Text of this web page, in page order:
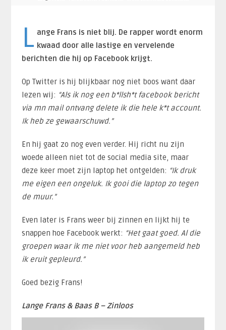
L ange Frans is niet blij. De rapper wordt enorm
kwaad door alle lastige en vervelende
berichten die hij op Facebook krijgt.
Op Twitter is hij blijkbaar nog niet boos want daar
lezen wij: “Als ik nog een b*llsh*t facebook bericht
via mn mail ontvang delete ik die hele k*t account.
Ik heb ze gewaarschuwd.”
En hij gaat zo nog even verder. Hij richt nu zijn
woede alleen niet tot de social media site, maar
deze keer moet zijn laptop het ontgelden: “Ik druk
me eigen een ongeluk. Ik gooi die laptop zo tegen
de muur.”
Even later is Frans weer bij zinnen en lijkt hij te
snappen hoe Facebook werkt: “Het gaat goed. Al die
groepen waar ik me niet voor heb aangemeld heb
ik eruit gepleurd.”
Goed bezig Frans!
Lange Frans & Baas B – Zinloos